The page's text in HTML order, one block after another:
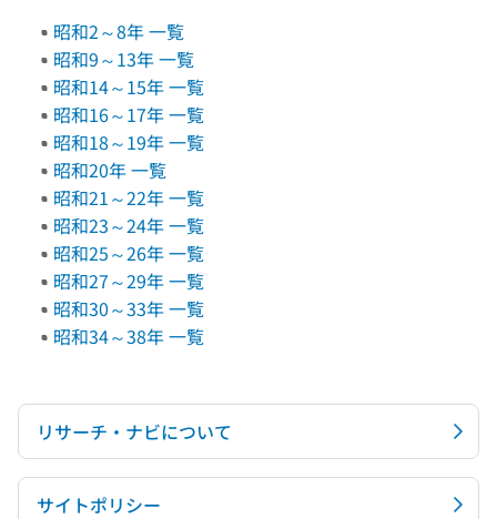
昭和2～8年 一覧
昭和9～13年 一覧
昭和14～15年 一覧
昭和16～17年 一覧
昭和18～19年 一覧
昭和20年 一覧
昭和21～22年 一覧
昭和23～24年 一覧
昭和25～26年 一覧
昭和27～29年 一覧
昭和30～33年 一覧
昭和34～38年 一覧
リサーチ・ナビについて
サイトポリシー